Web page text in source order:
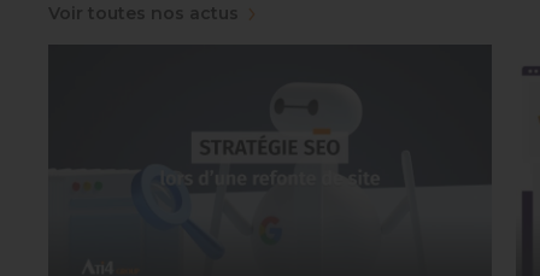
Voir toutes nos actus